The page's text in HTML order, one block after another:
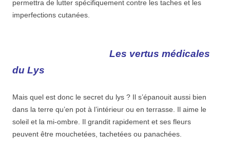
permettra de lutter spécifiquement contre les taches et les
imperfections cutanées.
Les vertus médicales
du Lys
Mais quel est donc le secret du lys ? Il s’épanouit aussi bien
dans la terre qu’en pot à l’intérieur ou en terrasse. Il aime le
soleil et la mi-ombre. Il grandit rapidement et ses fleurs
peuvent être mouchetées, tachetées ou panachées.